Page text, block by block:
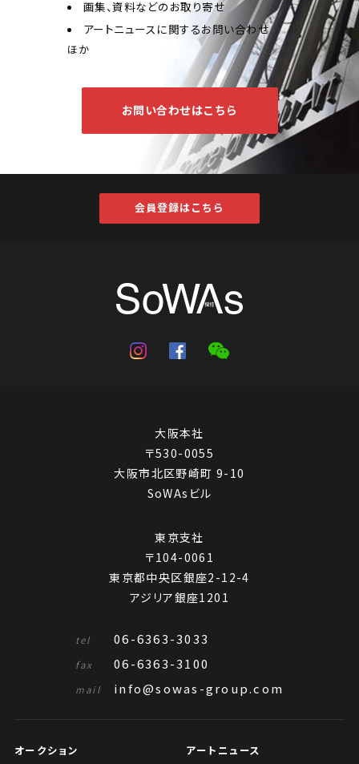
画集、資料などのお取り寄せ
アートニュースに関するお問い合わせ
ほか
お問い合わせはこちら
会員登録はこちら
大阪本社
〒530-0055
大阪市北区野崎町 9-10
SoWAsビル
東京支社
〒104-0061
東京都中央区銀座2-12-4
アジリア銀座1201
tel 06-6363-3033
fax 06-6363-3100
mail info@sowas-group.com
オークション アートニュース